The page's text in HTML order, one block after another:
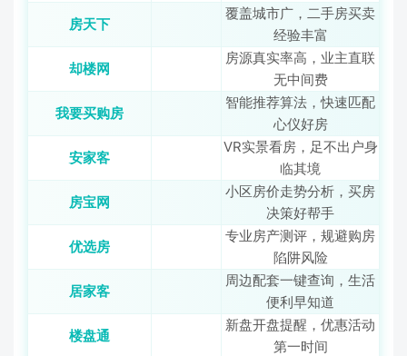
房天下
覆盖城市广，二手房买卖
经验丰富
却楼网
房源真实率高，业主直联
无中间费
我要买购房
智能推荐算法，快速匹配
心仪好房
安家客
VR实景看房，足不出户身
临其境
房宝网
小区房价走势分析，买房
决策好帮手
优选房
专业房产测评，规避购房
陷阱风险
居家客
周边配套一键查询，生活
便利早知道
楼盘通
新盘开盘提醒，优惠活动
第一时间